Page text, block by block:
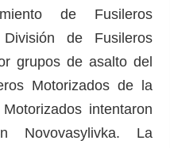
de Fusileros
de Fusileros
grupos de asalto del
Motorizados de la
intentaron
Novovasylivka. La